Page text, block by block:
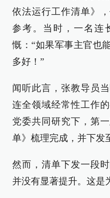
依法运行工作清单》
参考。当时，一名连
慨：“如果军事主官也
多好！”
闻听此言，张教导员
连全领域经常性工作
党委共同研究下，第
单》梳理完成，并下发
然而，清单下发一段
并没有显著提升。这是